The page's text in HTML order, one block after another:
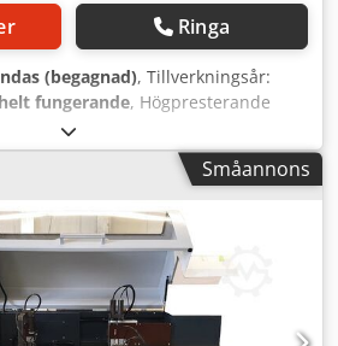
Ringa
(begagnad), Tillverkningsår:
helt fungerande, Högpresterande
EISELE Typ: Profilma 510 /
Beskrivning: * Högpresterande
drift, * Mycket hög
Crodpjw D T Uisfx
och plast, för kapning av stora
Längdtolerans 1/10 mm.
och testas under ström enligt
användning: Använd för
Småannons